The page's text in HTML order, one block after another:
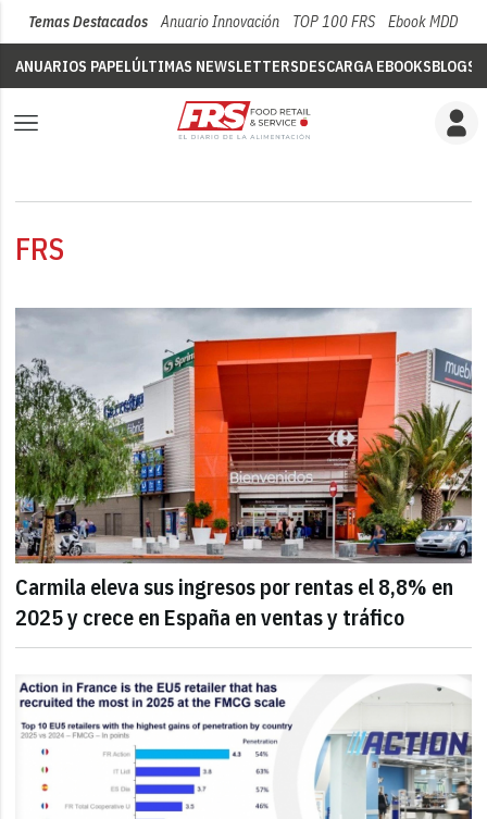
Temas Destacados Anuario Innovación TOP 100 FRS Ebook MDD
ANUARIOS PAPELÚLTIMAS NEWSLETTERSDESCARGA EBOOKSBLOGS
FRS
Carmila eleva sus ingresos por rentas el 8,8% en
2025 y crece en España en ventas y tráfico